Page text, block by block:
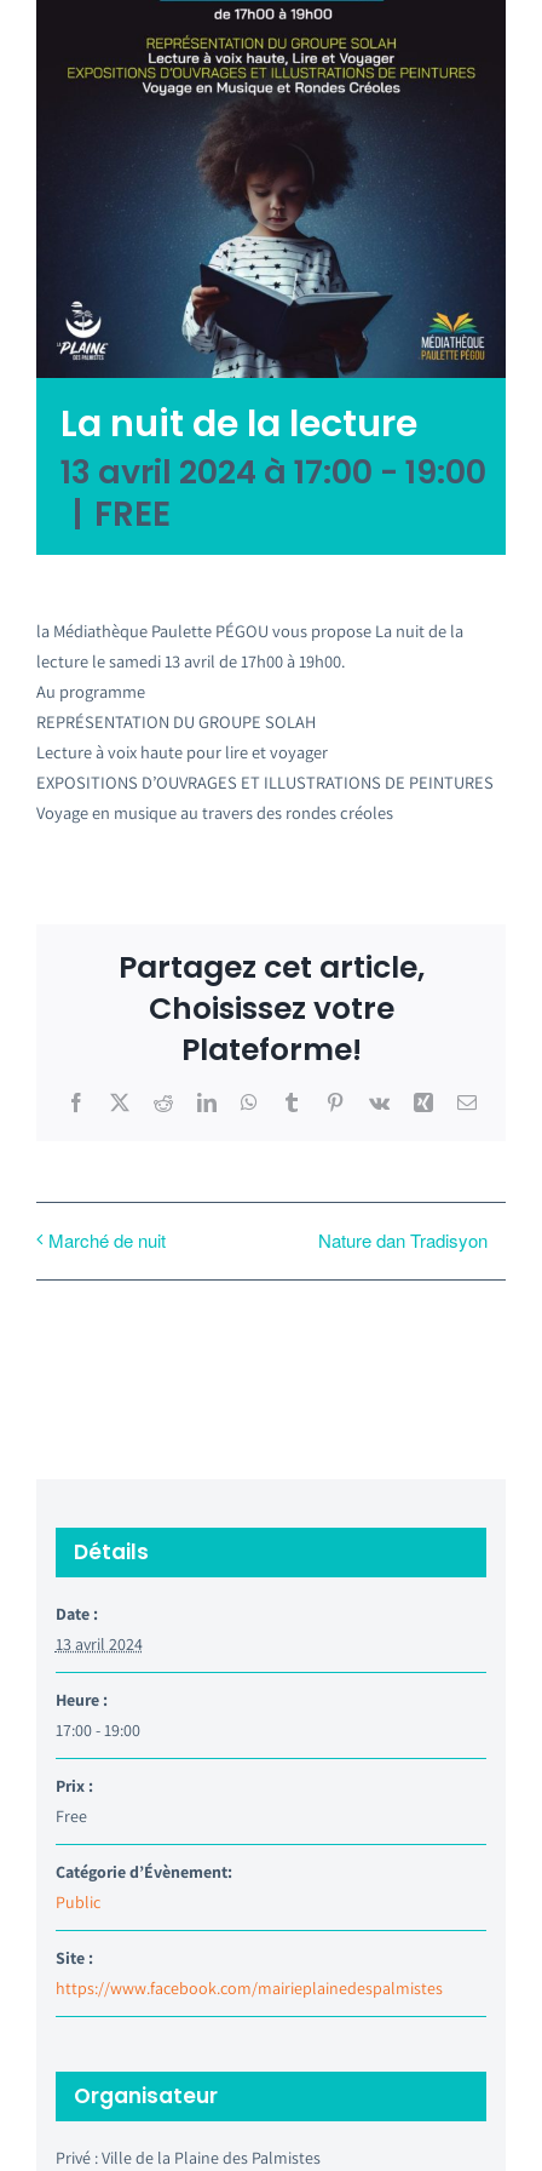
Emploi tourisme
La nuit de la lecture
13 avril 2024 à 17:00 - 19:00
| FREE
la Médiathèque Paulette PÉGOU vous propose La nuit de la
lecture le samedi 13 avril de 17h00 à 19h00.
Au programme
REPRÉSENTATION DU GROUPE SOLAH
Lecture à voix haute pour lire et voyager
EXPOSITIONS D’OUVRAGES ET ILLUSTRATIONS DE PEINTURES
Voyage en musique au travers des rondes créoles
Partagez cet article,
Choisissez votre
Plateforme!
Facebook
X RedditLinkedInWhatsApp
TumblrPinterest
Vk Xing Email
Marché de nuit Nature dan Tradisyon
Détails
Date :
13 avril 2024
Heure :
17:00 - 19:00
Prix :
Free
Catégorie d’Évènement:
Public
Site :
https://www.facebook.com/mairieplainedespalmistes
Organisateur
Privé : Ville de la Plaine des Palmistes